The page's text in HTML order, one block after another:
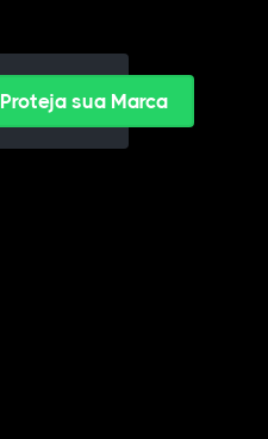
Proteja sua Marca